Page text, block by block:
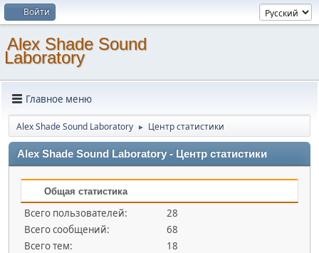
Войти
Alex Shade Sound
Laboratory
Главное меню
Alex Shade Sound Laboratory ► Центр статистики
Alex Shade Sound Laboratory - Центр статистики
Общая статистика
Всего пользователей:
28
Всего сообщений:
68
Всего тем:
18